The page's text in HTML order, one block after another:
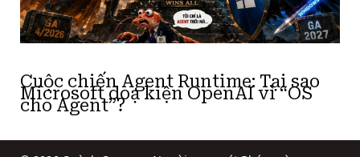
Cuộc chiến Agent Runtime: Tại sao
Microsoft doạ kiện OpenAI vì “OS
cho Agent”?